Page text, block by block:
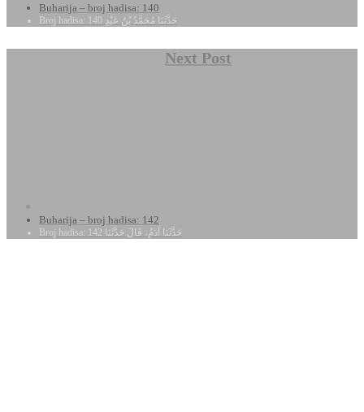
Buharija – broj hadisa: 140
Broj hadisa: 140 حَدَّثَنَا مُحَمَّدُ بْنُ عَبْدِ
Next Post
Buharija – broj hadisa: 142
Broj hadisa: 142 حَدَّثَنَا آدَمُ، قَالَ حَدَّثَنَا